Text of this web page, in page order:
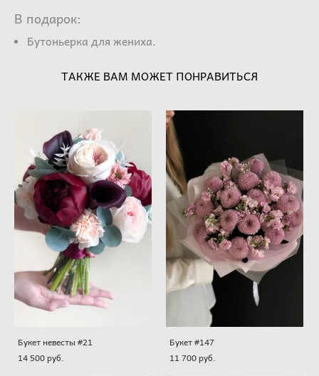
В подарок:
Бутоньерка для жениха.
ТАКЖЕ ВАМ МОЖЕТ ПОНРАВИТЬСЯ
Букет невесты #21
14 500 pуб.
Букет #147
11 700 pуб.